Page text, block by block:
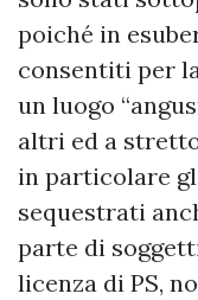
poiché in
consentiti per
un luogo
altri ed a
in particolare
sequestrati
parte di
licenza di PS,